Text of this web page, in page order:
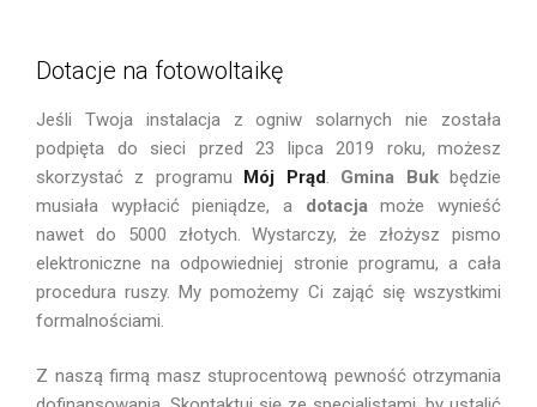
Dotacje na fotowoltaikę
Jeśli Twoja instalacja z ogniw solarnych nie została
podpięta do sieci przed 23 lipca 2019 roku, możesz
skorzystać z programu Mój Prąd. Gmina Bukbędzie
musiała wypłacić pieniądze, a dotacja może wynieść
nawet do 5000 złotych. Wystarczy, że złożysz pismo
elektroniczne na odpowiedniej stronie programu, a cała
procedura ruszy. My pomożemy Ci zająć się wszystkimi
formalnościami.
Z naszą firmą masz stuprocentową pewność otrzymania